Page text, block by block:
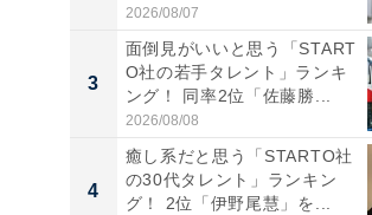
2026/08/07
3
面倒見がいいと思う「START
O社の若手タレント」ランキ
ング！ 同率2位「佐藤勝...
2026/08/08
4
癒し系だと思う「STARTO社
の30代タレント」ランキン
グ！ 2位「伊野尾慧」を...